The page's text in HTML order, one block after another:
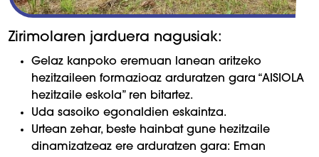
Zirimolaren jarduera nagusiak:
Gelaz kanpoko eremuan lanean aritzeko
hezitzaileen formazioaz arduratzen gara “AISIOLA
hezitzaile eskola” ren bitartez.
Uda sasoiko egonaldien eskaintza.
Urtean zehar, beste hainbat gune hezitzaile
dinamizatzeaz ere arduratzen gara: Eman